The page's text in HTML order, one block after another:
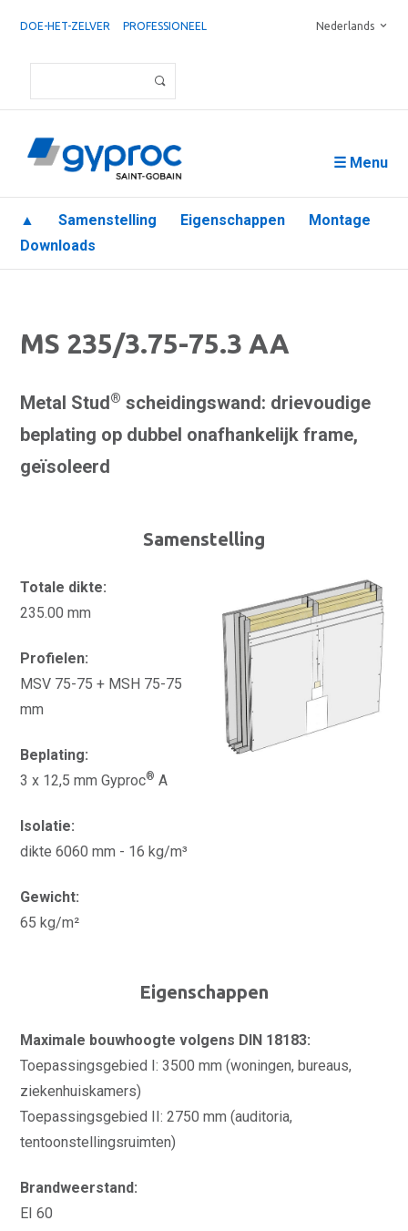
DOE-HET-ZELVER PROFESSIONEEL Nederlands
☰ Menu
▲ Samenstelling Eigenschappen
Montage
Downloads
MS 235/3.75-75.3 AA
Metal Stud® scheidingswand: drievoudige
beplating op dubbel onafhankelijk frame,
geïsoleerd
Samenstelling
Totale dikte:
235.00 mm
Profielen:
MSV 75-75 + MSH 75-75
mm
Beplating:
3 x 12,5 mm Gyproc® A
Isolatie:
dikte 6060 mm - 16 kg/m³
Gewicht:
65 kg/m²
Eigenschappen
Maximale bouwhoogte volgens DIN 18183:
Toepassingsgebied I: 3500 mm (woningen, bureaus,
ziekenhuiskamers)
Toepassingsgebied II: 2750 mm (auditoria,
tentoonstellingsruimten)
Brandweerstand:
EI 60